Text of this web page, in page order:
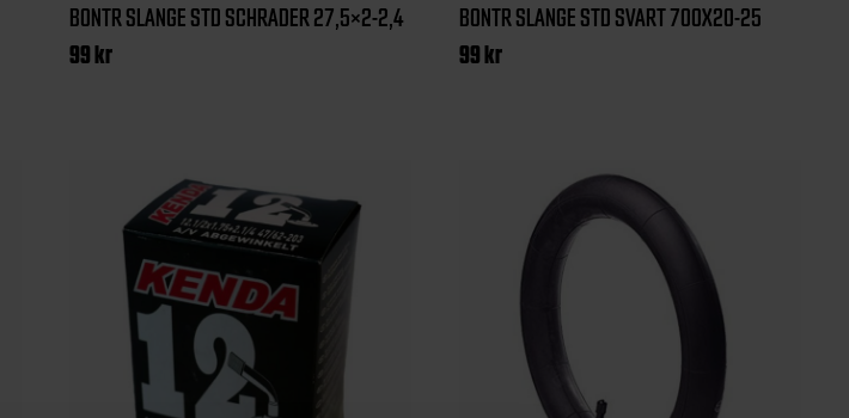
BONTR SLANGE STD SCHRADER 27,5×2-2,4
99kr
BONTR SLANGE STD SVART 700X20-25
99kr